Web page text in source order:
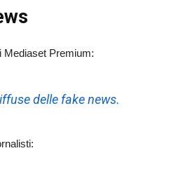
Mediaset Premium:
delle fake news.